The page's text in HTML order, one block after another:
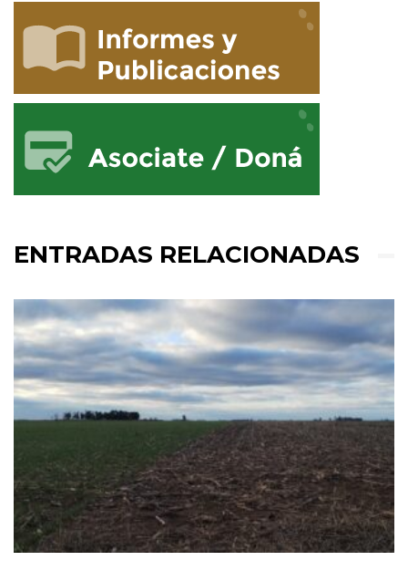
ENTRADAS RELACIONADAS